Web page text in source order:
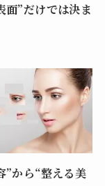
面”だけでは決ま
”から“整える美